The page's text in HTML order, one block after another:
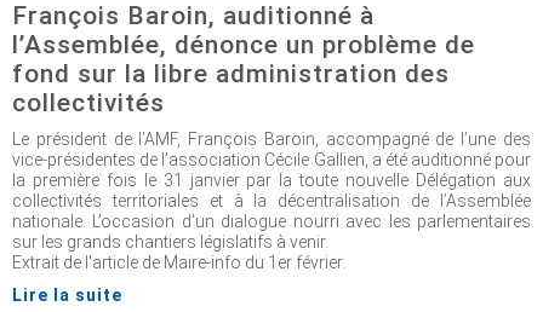
François Baroin, auditionné à
l’Assemblée, dénonce un problème de
fond sur la libre administration des
collectivités
Le président de l’AMF, François Baroin, accompagné de l’une des
vice-présidentes de l’association Cécile Gallien, a été auditionné pour
la première fois le 31 janvier par la toute nouvelle Délégation aux
collectivités territoriales et à la décentralisation de l’Assemblée
nationale. L’occasion d’un dialogue nourri avec les parlementaires
sur les grands chantiers législatifs à venir.
Extrait de l'article de Maire-info du 1er février.
Lire la suite